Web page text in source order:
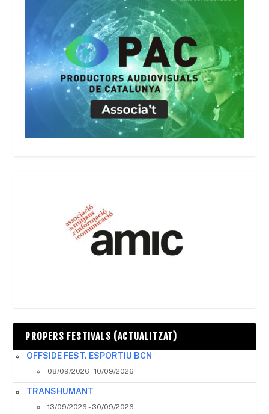
PROPERS FESTIVALS (ACTUALITZAT)
OFFSIDE FEST. ESPORTIU BCN
08/09/2026 - 10/09/2026
TRANSHUMANT
13/09/2026 - 30/09/2026